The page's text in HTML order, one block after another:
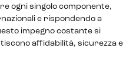
ogni singolo componente,
e rispondendo a
impegno costante si
affidabilità, sicurezza e